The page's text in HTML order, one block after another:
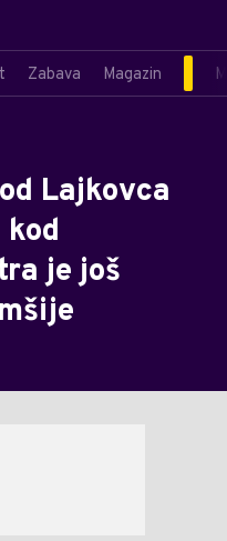
Zabava Magazin
Lajkovca
je još